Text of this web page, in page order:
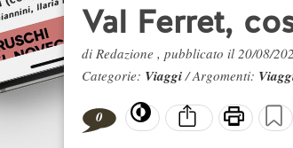
Val Ferret,
di Redazione , pubblicato il 20/08/
Categorie: Viaggi/ Argomenti:
0